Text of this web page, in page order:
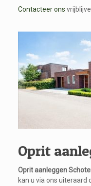
Contacteer ons
Oprit
Oprit aanleggen
kan u via ons uiteraard